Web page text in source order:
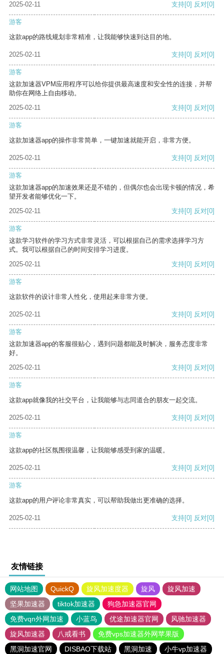
2025-02-11 支持[0] 反对[0]
游客
这款app的路线规划非常精准，让我能够快速到达目的地。
2025-02-11 支持[0] 反对[0]
游客
这款加速器VPM应用程序可以给你提供最高速度和安全性的连接，并帮
助你在网络上自由移动。
2025-02-11
支持[0] 反对[0]
游客
这款加速器app的操作非常简单，一键加速就能开启，非常方便。
2025-02-11 支持[0] 反对[0]
游客
这款加速器app的加速效果还是不错的，但偶尔也会出现卡顿的情况，希
望开发者能够优化一下。
2025-02-11
支持[0] 反对[0]
游客
这款学习软件的学习方式非常灵活，可以根据自己的需求选择学习方
式。我可以根据自己的时间安排学习进度。
2025-02-11
支持[0] 反对[0]
游客
这款软件的设计非常人性化，使用起来非常方便。
2025-02-11 支持[0] 反对[0]
游客
这款加速器app的客服很贴心，遇到问题都能及时解决，服务态度非常
好。
2025-02-11
支持[0] 反对[0]
游客
这款app就像我的社交平台，让我能够与志同道合的朋友一起交流。
2025-02-11 支持[0] 反对[0]
游客
这款app的社区氛围很温馨，让我能够感受到家的温暖。
2025-02-11 支持[0] 反对[0]
游客
这款app的用户评论非常真实，可以帮助我做出更准确的选择。
2025-02-11 支持[0] 反对[0]
友情链接
网站地图 QuickQ 旋风加速度器 旋风
旋风加速
坚果加速器
tiktok加速器
狗急加速器官网
免费vqn外网加速
小蓝鸟 优途加速器官网
风驰加速器
旋风加速器
八戒看书
免费vps加速器外网苹果版
黑洞加速官网
DISBAO下载站 黑洞加速 小牛vp加速器